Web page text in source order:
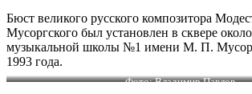
Бюст великого русского композитора
Мусоргского был установлен в сквере
музыкальной школы №1 имени М. П.
1993 года.
Фото: Владимир Павлов